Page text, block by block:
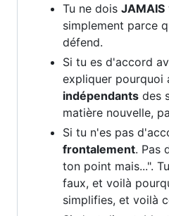
Tu ne dois JAMAIS
simplement parce
défend.
Si tu es d'accord
expliquer pourquoi
indépendants des
matière nouvelle,
Si tu n'es pas
frontalement. Pas
ton point mais...".
faux, et voilà
simplifies, et voilà